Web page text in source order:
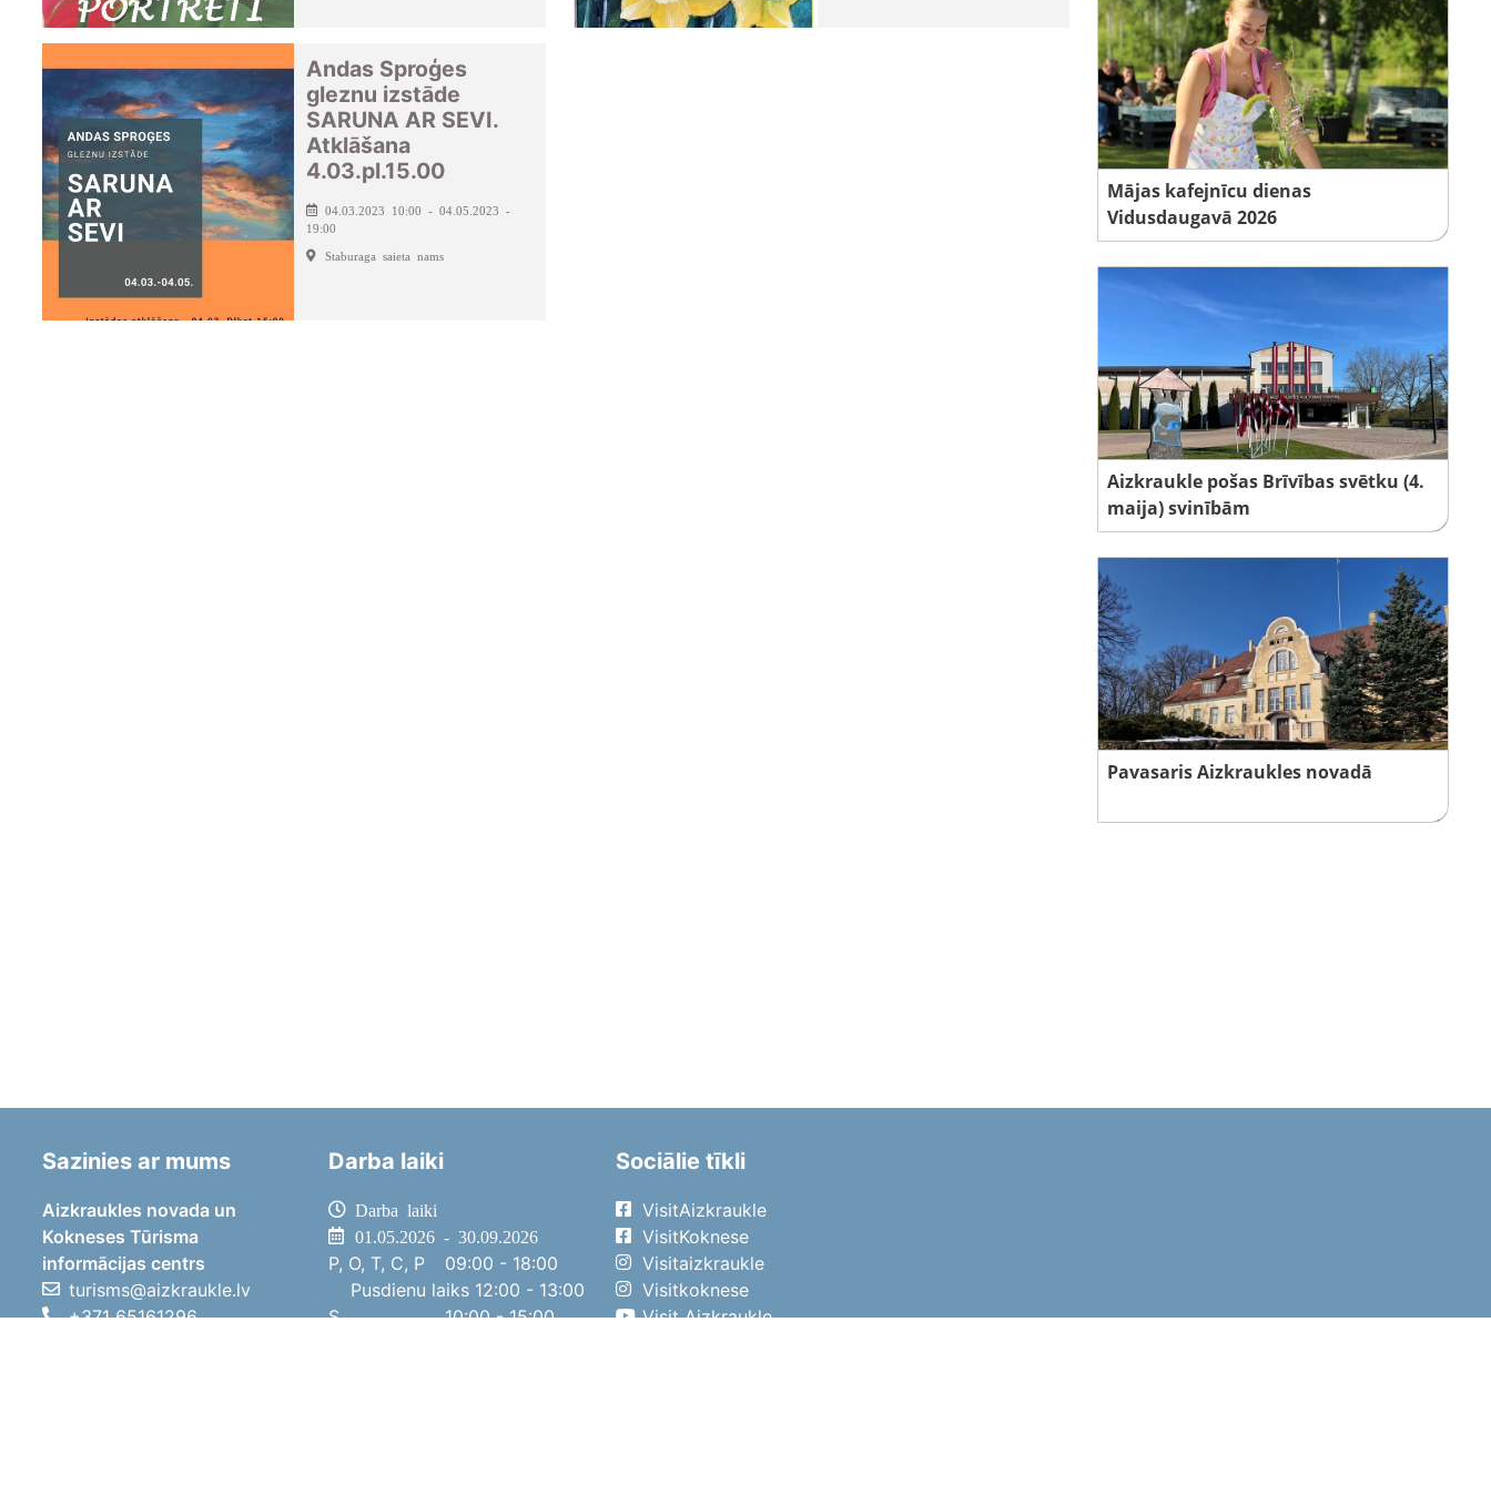
Andas Sproģes
gleznu izstāde
SARUNA AR SEVI.
Atklāšana
4.03.pl.15.00
04.03.2023 10:00 - 04.05.2023 -
19:00
Staburaga saieta nams
Mājas kafejnīcu dienas
Vidusdaugavā 2026
Aizkraukle pošas Brīvības svētku (4.
maija) svinībām
Pavasaris Aizkraukles novadā
Sazinies ar mums
Aizkraukles novada un
Kokneses Tūrisma
informācijas centrs
turisms@aizkraukle.lv
+371 65161296
Darba laiki
Darba laiki
01.05.2026 - 30.09.2026
P, O, T, C, P
09:00 - 18:00
Pusdienu laiks 12:00 - 13:00
S
10:00 - 15:00
Sociālie tīkli
VisitAizkraukle
VisitKoknese
Visitaizkraukle
Visitkoknese
Visit Aizkraukle